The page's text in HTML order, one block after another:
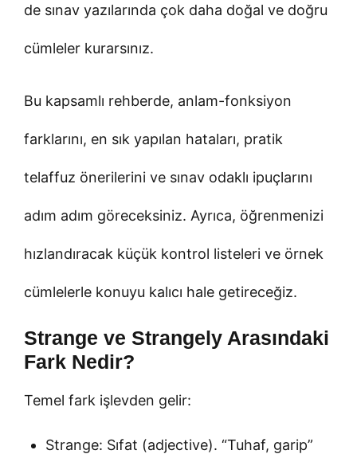
de sınav yazılarında çok daha doğal ve doğru
cümleler kurarsınız.
Bu kapsamlı rehberde, anlam-fonksiyon
farklarını, en sık yapılan hataları, pratik
telaffuz önerilerini ve sınav odaklı ipuçlarını
adım adım göreceksiniz. Ayrıca, öğrenmenizi
hızlandıracak küçük kontrol listeleri ve örnek
cümlelerle konuyu kalıcı hale getireceğiz.
Strange ve Strangely Arasındaki
Fark Nedir?
Temel fark işlevden gelir:
Strange: Sıfat (adjective). “Tuhaf, garip”